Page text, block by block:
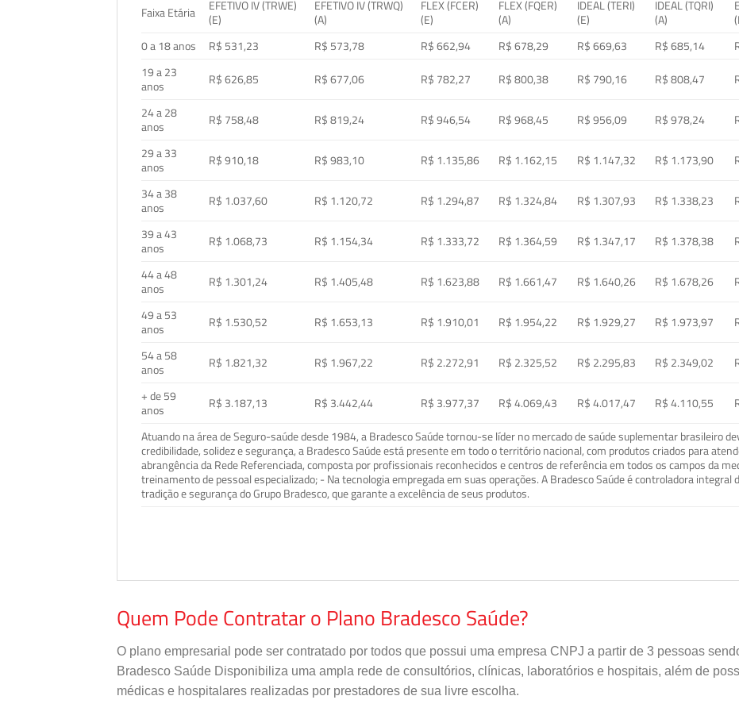
Faixa Etária
EFETIVO IV (TRWE)
(E)
EFETIVO IV (TRWQ)
(A)
FLEX (FCER)
(E)
FLEX (FQER)
(A)
IDEAL (TERI)
(E)
IDEAL (TQRI)
(A)
0 a 18 anos
R$ 531,23 R$ 573,78 R$ 662,94 R$ 678,29 R$ 669,63 R$ 685,14
19 a 23
anos
R$ 626,85 R$ 677,06 R$ 782,27 R$ 800,38 R$ 790,16 R$ 808,47
24 a 28
anos
R$ 758,48 R$ 819,24 R$ 946,54 R$ 968,45 R$ 956,09 R$ 978,24
29 a 33
anos
R$ 910,18 R$ 983,10 R$ 1.135,86 R$ 1.162,15 R$ 1.147,32 R$ 1.173,90
34 a 38
anos
R$ 1.037,60 R$ 1.120,72 R$ 1.294,87 R$ 1.324,84 R$ 1.307,93 R$ 1.338,23
39 a 43
anos
R$ 1.068,73 R$ 1.154,34 R$ 1.333,72 R$ 1.364,59 R$ 1.347,17 R$ 1.378,38
44 a 48
anos
R$ 1.301,24 R$ 1.405,48 R$ 1.623,88 R$ 1.661,47 R$ 1.640,26 R$ 1.678,26
49 a 53
anos
R$ 1.530,52 R$ 1.653,13 R$ 1.910,01 R$ 1.954,22 R$ 1.929,27 R$ 1.973,97
54 a 58
anos
R$ 1.821,32 R$ 1.967,22 R$ 2.272,91 R$ 2.325,52 R$ 2.295,83 R$ 2.349,02
+ de 59
anos
R$ 3.187,13 R$ 3.442,44 R$ 3.977,37 R$ 4.069,43 R$ 4.017,47 R$ 4.110,55
Atuando na área de Seguro-saúde desde 1984, a Bradesco Saúde tornou-se líder no mercado de saúde suplementar brasileiro
credibilidade, solidez e segurança, a Bradesco Saúde está presente em todo o território nacional, com produtos criados para
abrangência da Rede Referenciada, composta por profissionais reconhecidos e centros de referência em todos os campos
treinamento de pessoal especializado; - Na tecnologia empregada em suas operações. A Bradesco Saúde é controladora
tradição e segurança do Grupo Bradesco, que garante a excelência de seus produtos.
Quem Pode Contratar o Plano Bradesco Saúde?
O plano empresarial pode ser contratado por todos que possui uma empresa CNPJ a partir de 3 pessoas
Bradesco Saúde Disponibiliza uma ampla rede de consultórios, clínicas, laboratórios e hospitais, além de
médicas e hospitalares realizadas por prestadores de sua livre escolha.